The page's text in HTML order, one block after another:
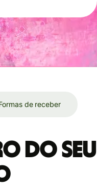
de receber
do seu